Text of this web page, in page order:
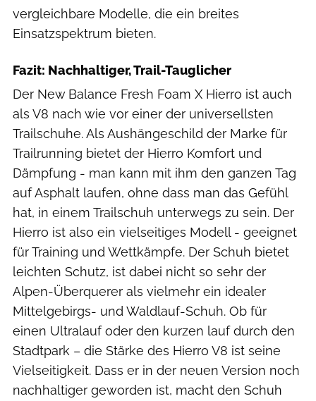
vergleichbare Modelle, die ein breites
Einsatzspektrum bieten.
Fazit: Nachhaltiger, Trail-Tauglicher
Der New Balance Fresh Foam X Hierro ist auch
als V8 nach wie vor einer der universellsten
Trailschuhe. Als Aushängeschild der Marke für
Trailrunning bietet der Hierro Komfort und
Dämpfung - man kann mit ihm den ganzen Tag
auf Asphalt laufen, ohne dass man das Gefühl
hat, in einem Trailschuh unterwegs zu sein. Der
Hierro ist also ein vielseitiges Modell - geeignet
für Training und Wettkämpfe. Der Schuh bietet
leichten Schutz, ist dabei nicht so sehr der
Alpen-Überquerer als vielmehr ein idealer
Mittelgebirgs- und Waldlauf-Schuh. Ob für
einen Ultralauf oder den kurzen lauf durch den
Stadtpark – die Stärke des Hierro V8 ist seine
Vielseitigkeit. Dass er in der neuen Version noch
nachhaltiger geworden ist, macht den Schuh